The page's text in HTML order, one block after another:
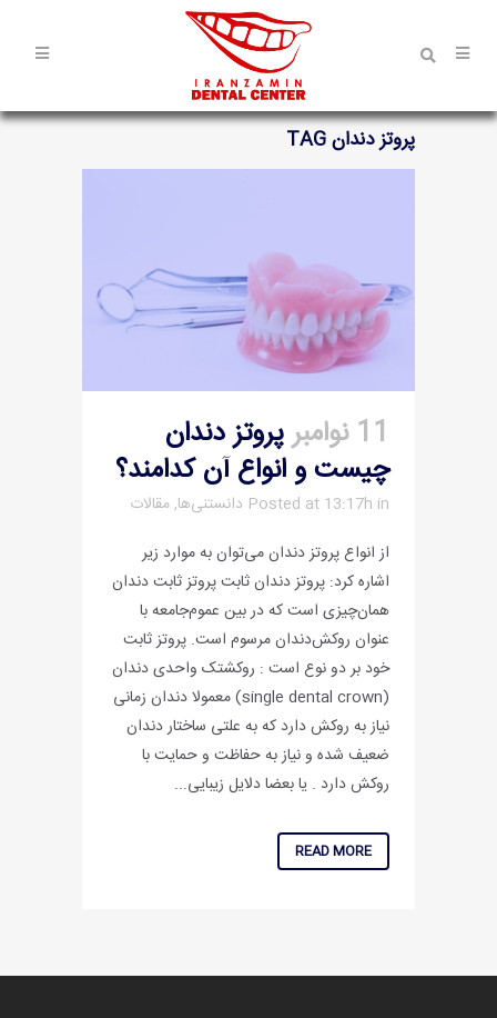
پروتز دندان TAG
11 نوامبر
پروتز دندان
چیست و انواع آن کدامند؟
Posted at 13:17h in دانستنی‌ها,مقالات
از انواع پروتز دندان می‌توان به موارد زیر
اشاره کرد: پروتز دندان ثابت پروتز ثابت دندان
همان‌چیزی است که در بین عموم‌جامعه با
عنوان روکش‌دندان مرسوم است. پروتز ثابت
خود بر دو نوع است : روکشتک واحدی دندان
(single dental crown) معمولا دندان زمانی
نیاز به روکش دارد که به علتی ساختار دندان
ضعیف شده و نیاز به حفاظت و حمایت با
روکش دارد . یا بعضا دلایل زیبایی...
READ MORE